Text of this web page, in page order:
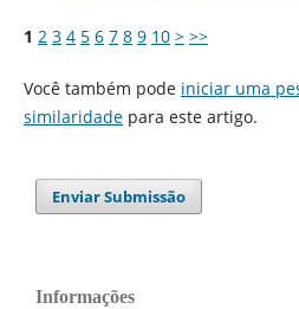
1 2 3 4 5 6 7 8 9 10 > >>
Você também pode iniciar uma
similaridadepara este artigo.
Enviar Submissão
Informações